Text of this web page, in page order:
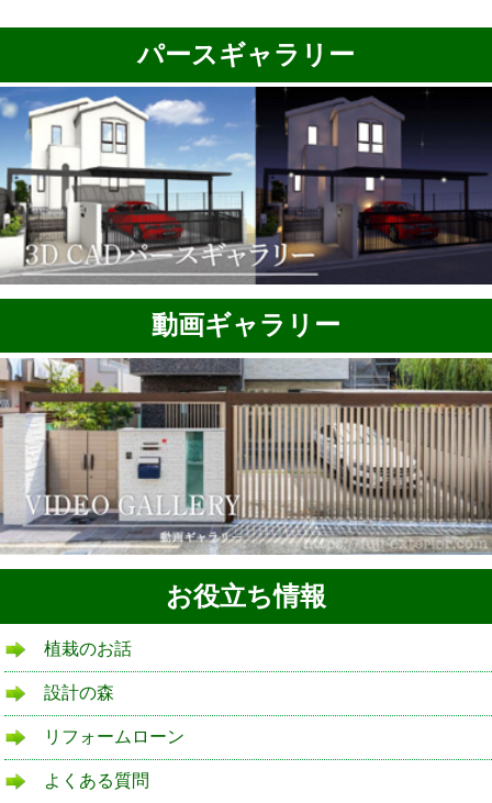
パースギャラリー
動画ギャラリー
お役立ち情報
植栽のお話
設計の森
リフォームローン
よくある質問